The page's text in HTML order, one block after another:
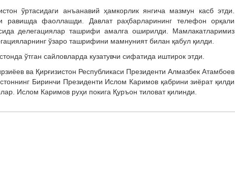
ўртасидаги анъанавий ҳамкорлик янгича мазмун касб этди.
равишда фаоллашди. Давлат раҳбарларининг телефон орқали
делегациялар ташрифи амалга оширилди. Мамлакатларимиз
ўзаро ташрифини мамнуният билан қабул қилди.
ўтган сайловларда кузатувчи сифатида иштирок этди.
ва Қирғизистон Республикаси Президенти Алмазбек Атамбоев
Биринчи Президенти Ислом Каримов қабрини зиёрат қилди
Ислом Каримов руҳи покига Қуръон тиловат қилинди.